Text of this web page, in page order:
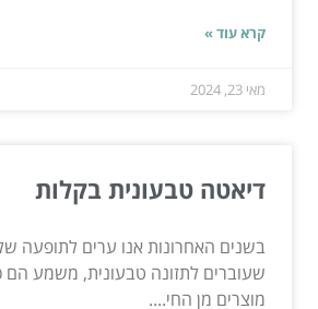
קרא עוד »
מאי 23, 2024
דיאטה טבעונית בקלות
בשנים האחרונות אנו ערים לתופעה
שעוברים לתזונה טבעונית, משמע הם
מוצרים מן החי....